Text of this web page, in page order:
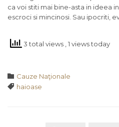
ca voi stiti mai bine-asta in ideea
escroci si mincinosi. Sau ipocriti,
3 total views , 1 views today
 Category
Cauze Naţionale
 Tags
haioase